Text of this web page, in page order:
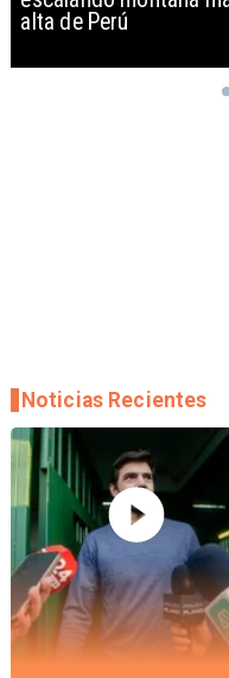
Argentina por dichos de
Noticias Recientes